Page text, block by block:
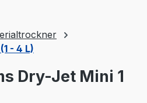
- 4 L)
Dry-Jet Mini 1